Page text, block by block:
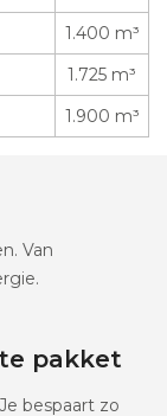
1.400 m³
1.725 m³
1.900 m³
Van
pakket
bespaart zo